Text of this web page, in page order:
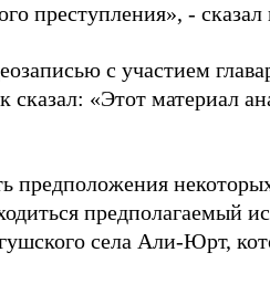
преступления», - сказал
с участием
«Этот материал
предположения
предполагаемый
села Али-Юрт,